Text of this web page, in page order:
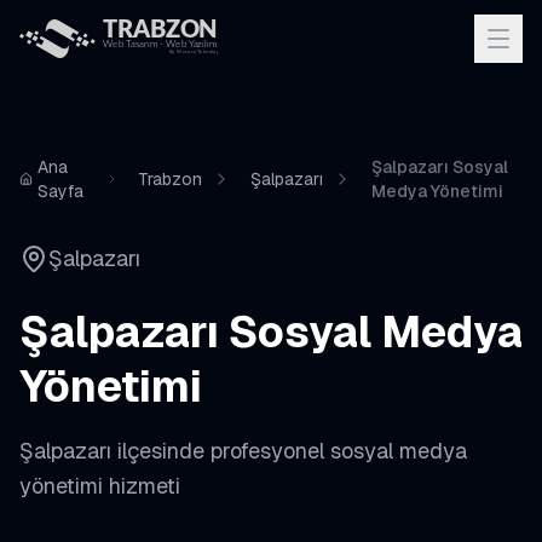
Ana
Sayfa
Trabzon Şalpazarı
Şalpazarı Sosyal
Medya Yönetimi
Şalpazarı
Şalpazarı Sosyal Medya
Yönetimi
Şalpazarı ilçesinde profesyonel sosyal medya
yönetimi hizmeti